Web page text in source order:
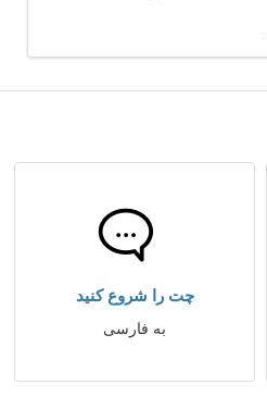
چت را شروع کنید
به فارسی